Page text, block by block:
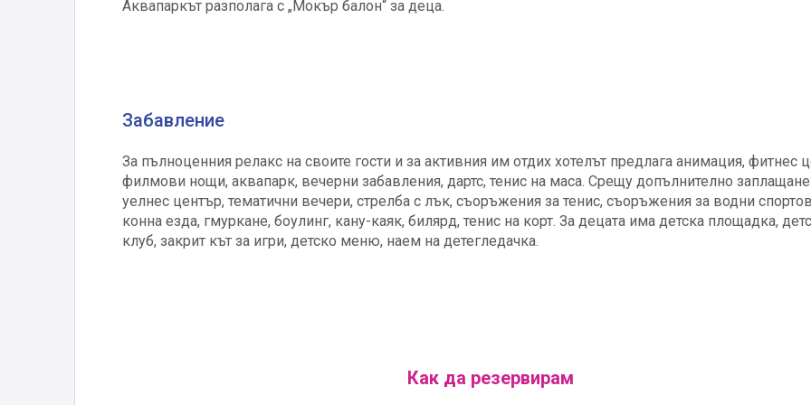
Аквапаркът разполага с „Мокър балон“ за деца.
Забавление
За пълноценния релакс на своите гости и за активния им отдих хотелът предлага анимация, фитнес
филмови нощи, аквапарк, вечерни забавления, дартс, тенис на маса. Срещу допълнително
уелнес център, тематични вечери, стрелба с лък, съоръжения за тенис, съоръжения за водни
конна езда, гмуркане, боулинг, кану-каяк, билярд, тенис на корт. За децата има детска площадка,
клуб, закрит кът за игри, детско меню, наем на детегледачка.
Как да резервирам